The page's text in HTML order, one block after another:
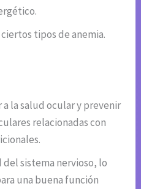
tipos de anemia.
la salud ocular y prevenir
relacionadas con
del sistema nervioso, lo
una buena función